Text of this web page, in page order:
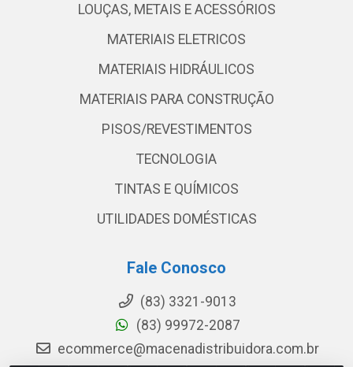
LOUÇAS, METAIS E ACESSÓRIOS
MATERIAIS ELETRICOS
MATERIAIS HIDRÁULICOS
MATERIAIS PARA CONSTRUÇÃO
PISOS/REVESTIMENTOS
TECNOLOGIA
TINTAS E QUÍMICOS
UTILIDADES DOMÉSTICAS
Fale Conosco
(83) 3321-9013
(83) 99972-2087
ecommerce@macenadistribuidora.com.br